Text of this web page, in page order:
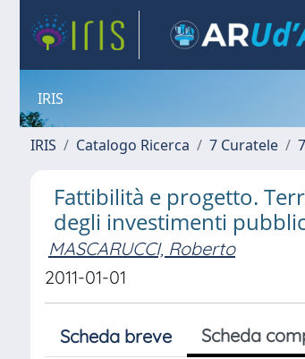
IRIS
IRIS Catalogo Ricerca 7 Curatele
Fattibilità e progetto.
degli investimenti
MASCARUCCI, Roberto
2011-01-01
Scheda breve Scheda